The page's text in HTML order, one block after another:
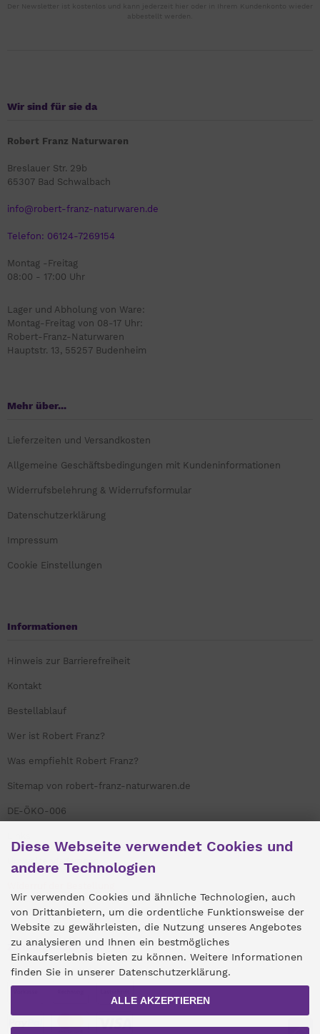
Der Newsletter ist kostenlos und kann jederzeit hier oder in Ihrem Kundenkonto wieder
abbestellt werden.
Wir sind für sie da
Robert Franz Naturwaren
Breslauer Str. 29b
65307 Bad Schwalbach
info@robert-franz-naturwaren.de
Telefon: 06124-7269154
Montag -Freitag
08:00 - 17:00 Uhr
Lager und Abholung von Ware:
Montag-Freitag von 08-17 Uhr:
Robert-Franz-Naturwaren
Hauptstr. 13, 55257 Budenheim
Mehr über...
Lieferzeiten und Versandkosten
Allgemeine Geschäftsbedingungen mit Kundeninformationen
Widerrufsbelehrung & Widerrufsformular
Datenschutzerklärung
Impressum
Cookie Einstellungen
Informationen
Hinweis zur Barrierefreiheit
Kontakt
Bestellablauf
Wer ist Robert Franz?
Was empfiehlt Robert Franz?
Sitemap von robert-franz-naturwaren.de
DE-ÖKO-006
Umweltengagement
Zahlungsmethoden
Diese Webseite verwendet Cookies und
andere Technologien
Wir verwenden Cookies und ähnliche Technologien, auch
von Drittanbietern, um die ordentliche Funktionsweise der
Website zu gewährleisten, die Nutzung unseres Angebotes
zu analysieren und Ihnen ein bestmögliches
Einkaufserlebnis bieten zu können. Weitere Informationen
finden Sie in unserer Datenschutzerklärung.
ALLE AKZEPTIEREN